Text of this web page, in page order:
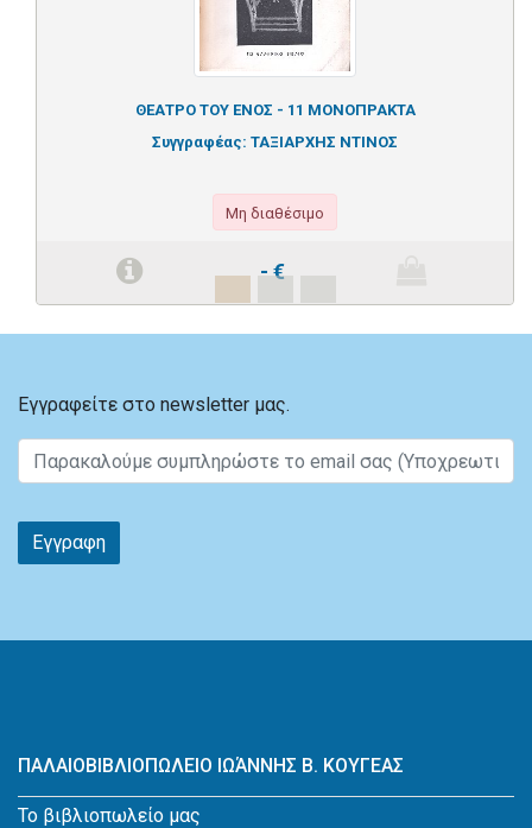
ΘΕΑΤΡΟ ΤΟΥ ΕΝΟΣ - 11 ΜΟΝΟΠΡΑΚΤΑ
Συγγραφέας: ΤΑΞΙΑΡΧΗΣ ΝΤΙΝΟΣ
Μη διαθέσιμο
- €
Εγγραφείτε στο newsletter μας.
Εγγραφη
ΠΑΛΑΙΟΒΙΒΛΙΟΠΩΛΕΙΟ ΙΩΆΝΝΗΣ Β. ΚΟΥΓΕΑΣ
Το βιβλιοπωλείο μας